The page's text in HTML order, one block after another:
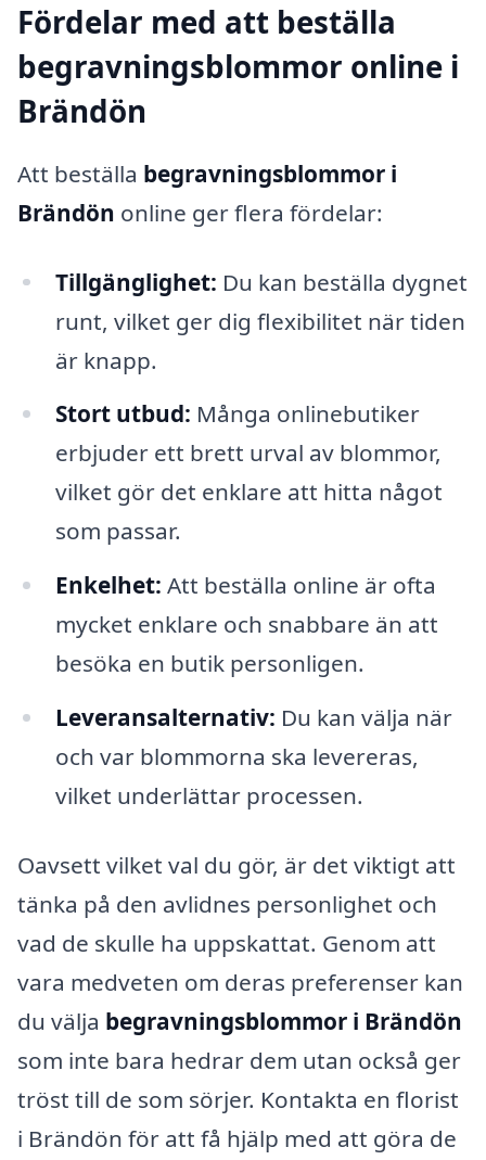
Fördelar med att beställa
begravningsblommor online i
Brändön
Att beställa begravningsblommor i
Brändön online ger flera fördelar:
Tillgänglighet: Du kan beställa dygnet
runt, vilket ger dig flexibilitet när tiden
är knapp.
Stort utbud: Många onlinebutiker
erbjuder ett brett urval av blommor,
vilket gör det enklare att hitta något
som passar.
Enkelhet: Att beställa online är ofta
mycket enklare och snabbare än att
besöka en butik personligen.
Leveransalternativ: Du kan välja när
och var blommorna ska levereras,
vilket underlättar processen.
Oavsett vilket val du gör, är det viktigt att
tänka på den avlidnes personlighet och
vad de skulle ha uppskattat. Genom att
vara medveten om deras preferenser kan
du välja begravningsblommor i Brändön
som inte bara hedrar dem utan också ger
tröst till de som sörjer. Kontakta en florist
i Brändön för att få hjälp med att göra de